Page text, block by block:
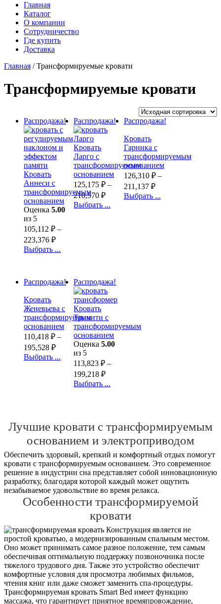
Главная
Каталог
О компании
Сотрудничество
Где купить
Доставка
Главная / Трансформируемые кровати
Трансформируемые кровати
Распродажа!
Кровать
Аннеси с
трансформируемым
основанием
Оценка 5.00
из 5
105,112 ₽ –
223,376 ₽
Выбрать ...
Распродажа!
Кровать
Ларго с
трансформируемым
основанием
125,175₽ –
210,570₽
Выбрать ...
Распродажа!
Кровать
Гарника с
трансформируемым
основанием
126,310 ₽–
211,137 ₽
Выбрать ...
Распродажа!
Кровать
Женевьева с
трансформируемым
основанием
110,418 ₽ –
195,528 ₽
Выбрать ...
Распродажа!
Кровать
Тринити с
трансформируемым
основанием
Оценка5.00
из 5
113,823₽ –
199,218₽
Выбрать ...
Лучшие кровати с трансформируемым
основанием и электроприводом
Обеспечить здоровый, крепкий и комфортный отдых помогут
кровати с трансформируемым основанием. Это современное
решение в индустрии сна представляет собой инновационную
разработку, благодаря которой каждый может ощутить
незабываемое удовольствие во время релакса.
Особенности трансформируемой
кровати
Конструкция является не
простой кроватью, а модернизированным спальным местом.
Оно может принимать самое разное положение, тем самым
обеспечивая оптимальную поддержку позвоночника после
тяжелого трудового дня. Также это устройство обеспечит
комфортные условия для просмотра любимых фильмов,
чтения книг или даже сможет заменить спа-процедуры.
Трансформируемая кровать Smart Bed имеет функцию
массажа, что гарантирует приятное времяпровождение,